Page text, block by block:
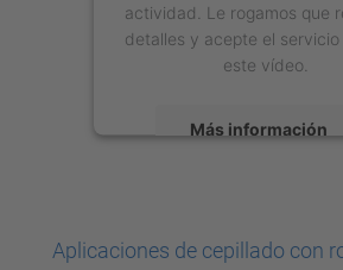
actividad. Le rogamos que
detalles y acepte el
este vídeo.
Más información
Management
Aplicaciones de cepillado con